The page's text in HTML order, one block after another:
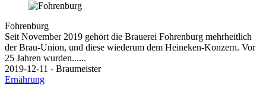
Fohrenburg
Seit November 2019 gehört die Brauerei Fohrenburg mehrheitlich
der Brau-Union, und diese wiederum dem Heineken-Konzern. Vor
25 Jahren wurden......
2019-12-11 - Braumeister
Ernährung